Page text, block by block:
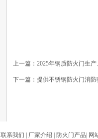
上一篇： 2025年钢质防火门生
下一篇： 提供不锈钢防火门消
联系我们 厂家介绍 防火门产品 网